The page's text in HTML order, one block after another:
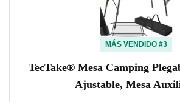
MÁS VENDIDO #3
TecTake® Mesa Camping
Ajustable, Mesa